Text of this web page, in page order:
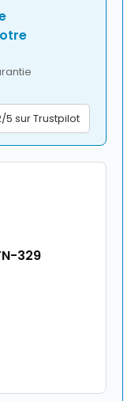
5 sur Trustpilot
329